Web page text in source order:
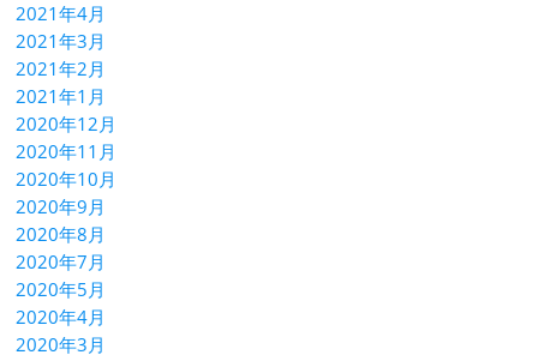
2021年4月
2021年3月
2021年2月
2021年1月
2020年12月
2020年11月
2020年10月
2020年9月
2020年8月
2020年7月
2020年5月
2020年4月
2020年3月